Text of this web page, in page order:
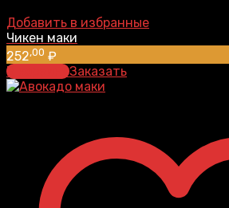
Добавить в избранные
Чикен маки
252,00 ₽
В корзинуЗаказать